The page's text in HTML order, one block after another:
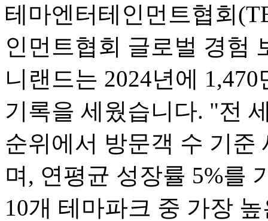
테마엔터테인먼트협회
인먼트협회 글로벌 경험
니랜드는 2024년에
기록을 세웠습니다. "전
순위에서 방문객 수 기준
며, 연평균 성장률 5%를
10개 테마파크 중 가장